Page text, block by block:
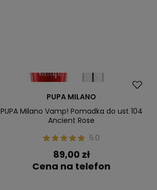
PUPA MILANO
PUPA Milano Vamp! Pomadka do ust 104
Ancient Rose
5.0
89,00 zł
Cena na telefon